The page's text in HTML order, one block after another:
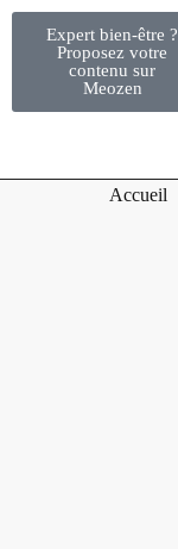
Expert bien-être ?
Proposez votre
contenu sur
Meozen
Accueil